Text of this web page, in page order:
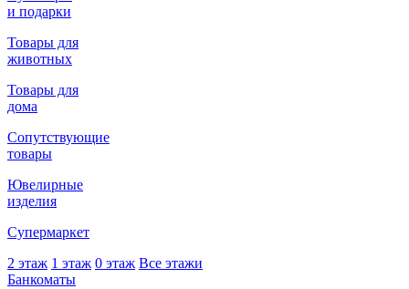
и подарки
Товары для
животных
Товары для
дома
Сопутствующие
товары
Ювелирные
изделия
Супермаркет
2 этаж 1 этаж 0 этаж Все этажи
Банкоматы